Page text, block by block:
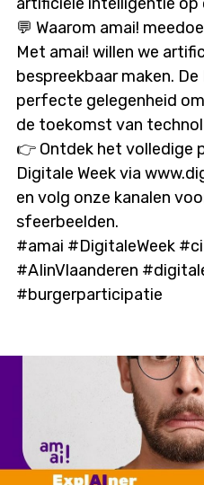
💬 Waarom amai!
Met amai! willen we
bespreekbaar maken. De
perfecte gelegenheid
de toekomst van
👉 Ontdek het volledige
Digitale Week via
en volg onze kanalen
sfeerbeelden.
#amai #DigitaleWeek
#AIinVlaanderen
#burgerparticipatie